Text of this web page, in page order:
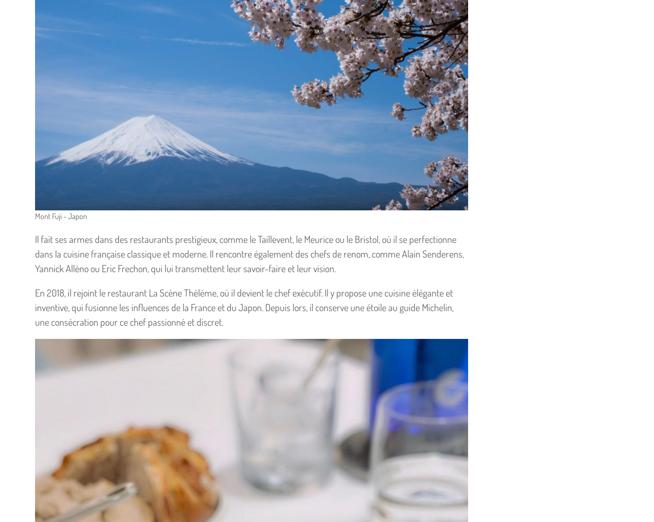
Mont Fuji – Japon
Il fait ses armes dans des restaurants prestigieux, comme le Taillevent, le Meurice ou le Bristol, où il se perfectionne
dans la cuisine française classique et moderne. Il rencontre également des chefs de renom, comme Alain Senderens,
Yannick Alléno ou Eric Frechon, qui lui transmettent leur savoir-faire et leur vision.
En 2018, il rejoint le restaurant La Scène Thélème, où il devient le chef exécutif. Il y propose une cuisine élégante et
inventive, qui fusionne les influences de la France et du Japon. Depuis lors, il conserve une étoile au guide Michelin,
une consécration pour ce chef passionné et discret.